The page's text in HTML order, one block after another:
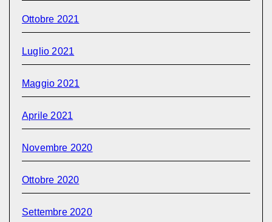
Ottobre 2021
Luglio 2021
Maggio 2021
Aprile 2021
Novembre 2020
Ottobre 2020
Settembre 2020